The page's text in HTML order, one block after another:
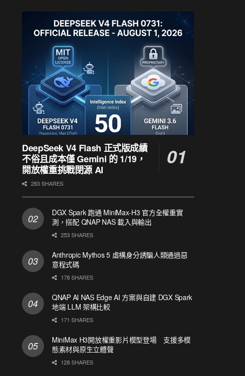
DeepSeek V4 Flash 正式版成績
不俗且成本僅 Gemini 的 1/19，
開放權重挑戰閉源 AI
283 SHARES
DGX Spark 跑通 MiniMax-H3 官方全權重實
測，搭配 QNAP NAS 載入與輸出
253 SHARES
Anthropic Mythos 5 虛構身分誘騙人類通過惡
意程式碼
178 SHARES
QNAP AI NAS Edge AI 方案與自建 DGX Spark
地端 LLM 架構比較
171 SHARES
MiniMax H3開放權重影片模型登場 支援多模
態素材與原生立體聲
128 SHARES